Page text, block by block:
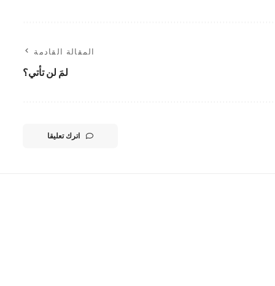
المقالة القادمة
لمَ لن تأتي؟
اترك تعليقا